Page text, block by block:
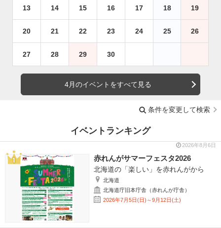
13 14 15 16 17 18 19
20 21 22 23 24 25 26
27 28 29 30
4月のイベントをすべて見る
条件を変更して検索
イベントランキング
2026年8月6日
赤れんがサマーフェスタ2026
北海道の「楽しい」を赤れんがから
北海道
北海道庁旧本庁舎（赤れんが庁舎）
2026年7月5日(日)～9月12日(土)